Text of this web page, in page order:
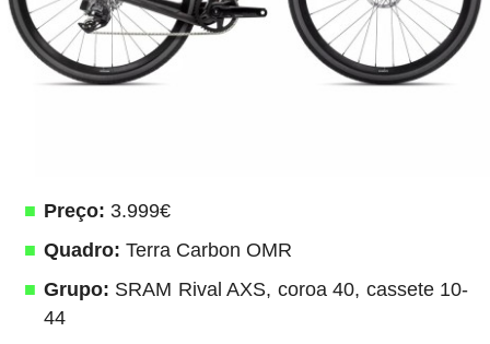
Preço: 3.999€
Quadro: Terra Carbon OMR
Grupo: SRAM Rival AXS, coroa 40, cassete 10-
44